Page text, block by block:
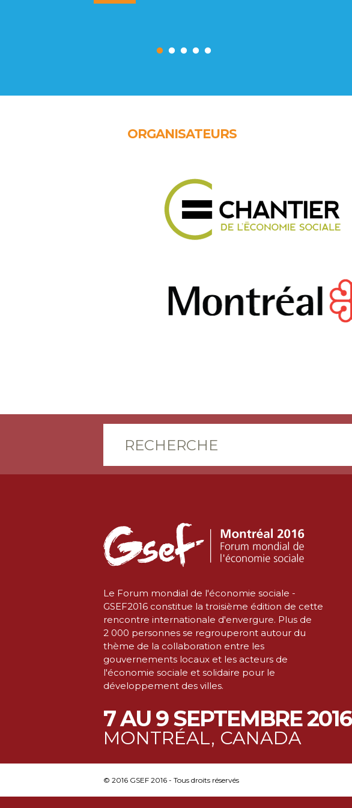
ORGANISATEURS
Le Forum mondial de l'économie sociale -
GSEF2016 constitue la troisième édition de cette
rencontre internationale d'envergure. Plus de
2 000 personnes se regrouperont autour du
thème de la collaboration entre les
gouvernements locaux et les acteurs de
l'économie sociale et solidaire pour le
développement des villes.
7 AU 9 SEPTEMBRE 2016
MONTRÉAL, CANADA
© 2016 GSEF 2016 - Tous droits réservés